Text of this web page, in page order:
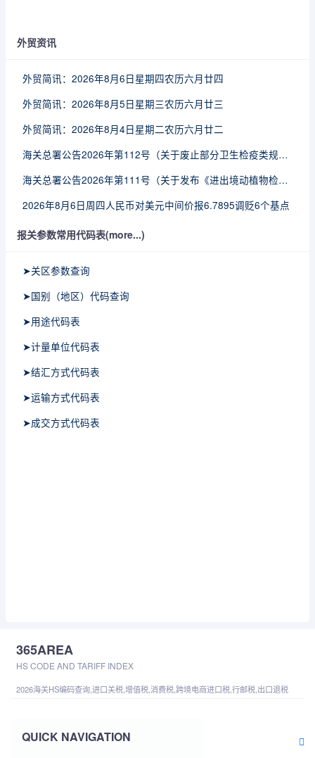
外贸资讯
外贸简讯：2026年8月6日星期四农历六月廿四
外贸简讯：2026年8月5日星期三农历六月廿三
外贸简讯：2026年8月4日星期二农历六月廿二
海关总署公告2026年第112号（关于废止部分卫生检疫类规范性文件的公告）
海关总署公告2026年第111号（关于发布《进出境动植物检疫处理监督管理工作规定》《进出境卫生处理监督管理工作规定》的公告）
2026年8月6日周四人民币对美元中间价报6.7895调贬6个基点
报关参数常用代码表(more...)
➤关区参数查询
➤国别（地区）代码查询
➤用途代码表
➤计量单位代码表
➤结汇方式代码表
➤运输方式代码表
➤成交方式代码表
365AREA
HS CODE AND TARIFF INDEX
2026海关HS编码查询,进口关税,增值税,消费税,跨境电商进口税,行邮税,出口退税
QUICK NAVIGATION